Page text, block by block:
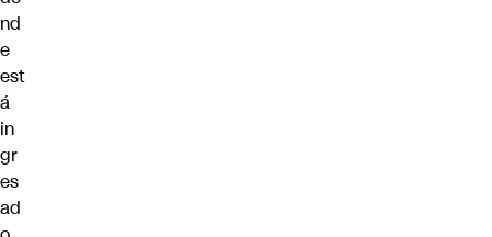
nd
e
est
á
in
gr
es
ad